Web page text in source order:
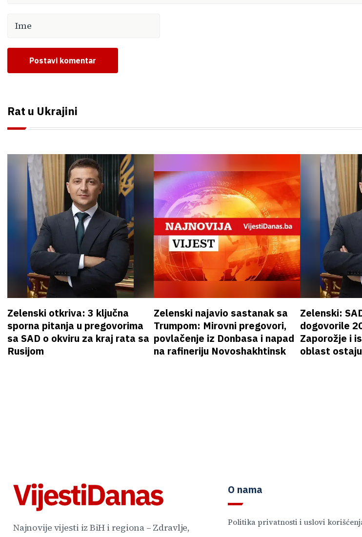
Postavi komentar
Rat u Ukrajini
Zelenski otkriva: 3 ključna
sporna pitanja u pregovorima
sa SAD o okviru za kraj rata sa
Rusijom
Zelenski najavio sastanak sa
Trumpom: Mirovni pregovori,
povlačenje iz Donbasa i napad
na rafineriju Novoshakhtinsk
Zelenski:
dogovorile
Zaporožje i
oblast
Najnovije vijesti iz BiH i regiona – Zdravlje,
O nama
Politika privatnosti i uslovi